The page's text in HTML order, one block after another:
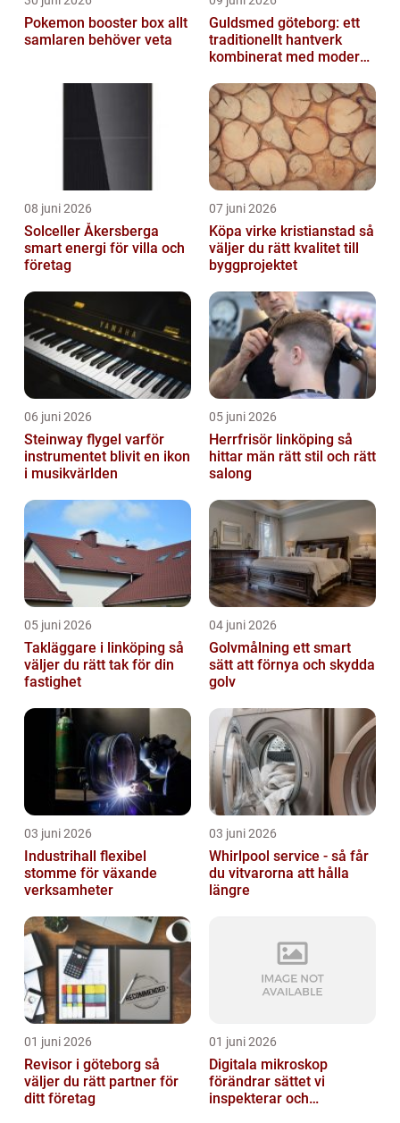
Pokemon booster box allt
samlaren behöver veta
Guldsmed göteborg: ett
traditionellt hantverk
kombinerat med modern
08 juni 2026
Solceller Åkersberga
smart energi för villa och
företag
07 juni 2026
Köpa virke kristianstad så
väljer du rätt kvalitet till
byggprojektet
06 juni 2026
Steinway flygel varför
instrumentet blivit en ikon
i musikvärlden
05 juni 2026
Herrfrisör linköping så
hittar män rätt stil och rätt
salong
05 juni 2026
Takläggare i linköping så
väljer du rätt tak för din
fastighet
04 juni 2026
Golvmålning ett smart
sätt att förnya och skydda
golv
03 juni 2026
Industrihall flexibel
stomme för växande
verksamheter
03 juni 2026
Whirlpool service - så får
du vitvarorna att hålla
längre
01 juni 2026
Revisor i göteborg så
väljer du rätt partner för
ditt företag
01 juni 2026
Digitala mikroskop
förändrar sättet vi
inspekterar och